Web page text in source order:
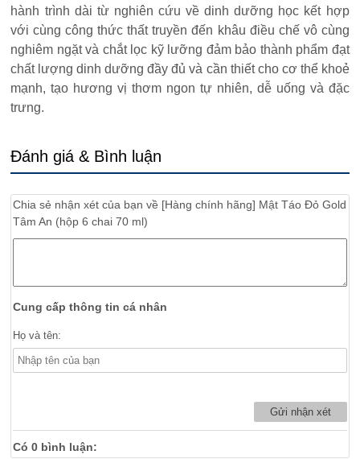
hành trình dài từ nghiên cứu về dinh dưỡng học kết hợp
với cùng công thức thất truyền đến khâu điều chế vô cùng
nghiêm ngặt và chắt lọc kỹ lưỡng đảm bảo thành phẩm đạt
chất lượng dinh dưỡng đầy đủ và cần thiết cho cơ thể khoẻ
mạnh, tạo hương vị thơm ngon tự nhiên, dễ uống và đặc
trưng.
Đánh giá & Bình luận
Chia sẻ nhận xét của bạn về [Hàng chính hãng] Mật Táo Đỏ Gold
Tâm An (hộp 6 chai 70 ml)
Cung cấp thông tin cá nhân
Họ và tên:
Có0 bình luận: